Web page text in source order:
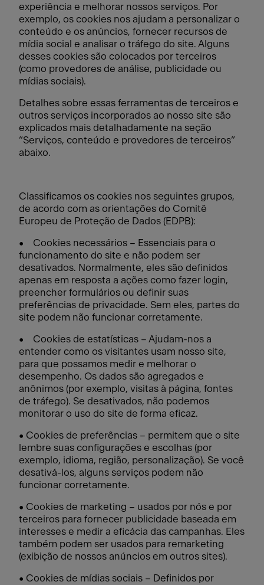
experiência e melhorar nossos serviços. Por
exemplo, os cookies nos ajudam a personalizar o
conteúdo e os anúncios, fornecer recursos de
mídia social e analisar o tráfego do site. Alguns
desses cookies são colocados por terceiros
(como provedores de análise, publicidade ou
mídias sociais).
Detalhes sobre essas ferramentas de terceiros e
outros serviços incorporados ao nosso site são
explicados mais detalhadamente na seção
“Serviços, conteúdo e provedores de terceiros”
abaixo.
Classificamos os cookies nos seguintes grupos,
de acordo com as orientações do Comitê
Europeu de Proteção de Dados (EDPB):
•
Cookies necessários – Essenciais para o
funcionamento do site e não podem ser
desativados. Normalmente, eles são definidos
apenas em resposta a ações como fazer login,
preencher formulários ou definir suas
preferências de privacidade. Sem eles, partes do
site podem não funcionar corretamente.
• Cookies de estatísticas – Ajudam-nos a
entender como os visitantes usam nosso site,
para que possamos medir e melhorar o
desempenho. Os dados são agregados e
anônimos (por exemplo, visitas à página, fontes
de tráfego). Se desativados, não podemos
monitorar o uso do site de forma eficaz.
• Cookies de preferências – permitem que o site
lembre suas configurações e escolhas (por
exemplo, idioma, região, personalização). Se você
desativá-los, alguns serviços podem não
funcionar corretamente.
• Cookies de marketing – usados por nós e por
terceiros para fornecer publicidade baseada em
interesses e medir a eficácia das campanhas. Eles
também podem ser usados para remarketing
(exibição de nossos anúncios em outros sites).
• Cookies de mídias sociais – Definidos por